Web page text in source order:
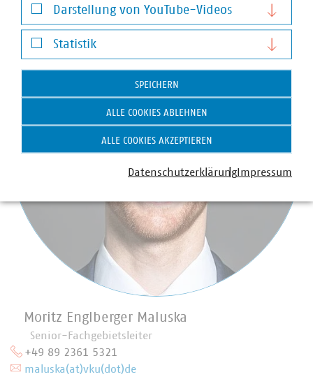
Moritz Englberger Maluska
Senior-Fachgebietsleiter
+49 89 2361 5321
maluska(at)vku(dot)de
Darstellung von YouTube-Videos
Darstellung von YouTube-Videos
Statistik
Statistik
SPEICHERN
ALLE COOKIES ABLEHNEN
ALLE COOKIES AKZEPTIEREN
DatenschutzerklärungImpressum